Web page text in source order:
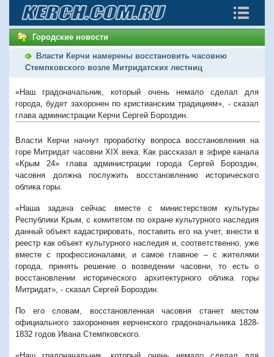
Городские новости
Власти Керчи намерены восстановить часовню
Стемпковского возле Митридатских лестниц
«Наш градоначальник, который очень немало сделал для
города, будет захоронен по христианским традициям», - сказал
глава администрации Керчи Сергей Бороздин.
Власти Керчи начнут проработку вопроса восстановления на
горе Митридат часовни XIX века. Как рассказал в эфире канала
«Крым 24» глава администрации города Сергей Бороздин,
часовня должна послужить восстановлению исторического
облика горы.
«Наша задача сейчас вместе с министерством культуры
Республики Крым, с комитетом по охране культурного наследия
данный объект кадастрировать, поставить его на учет, внести в
реестр как объект культурного наследия и, соответственно, уже
вместе с профессионалами, и самое главное – с жителями
города, принять решение о возведении часовни, то есть о
восстановлении исторического архитектурного облика горы
Митридат», - сказал Сергей Бороздин.
По его словам, восстановленная часовня станет местом
официального захоронения керченского градоначальника 1828-
1832 годов Ивана Стемпковского.